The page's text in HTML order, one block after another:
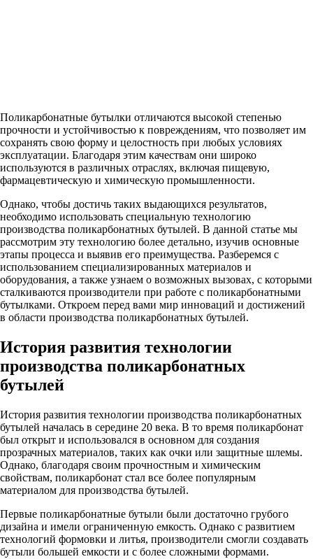
Поликарбонатные бутылки отличаются высокой степенью
прочности и устойчивостью к повреждениям, что позволяет им
сохранять свою форму и целостность при любых условиях
эксплуатации. Благодаря этим качествам они широко
используются в различных отраслях, включая пищевую,
фармацевтическую и химическую промышленности.
Однако, чтобы достичь таких выдающихся результатов,
необходимо использовать специальную технологию
производства поликарбонатных бутылей. В данной статье мы
рассмотрим эту технологию более детально, изучив основные
этапы процесса и выявив его преимущества. Разберемся с
использованием специализированных материалов и
оборудования, а также узнаем о возможных вызовах, с которыми
сталкиваются производители при работе с поликарбонатными
бутылками. Откроем перед вами мир инноваций и достижений
в области производства поликарбонатных бутылей.
История развития технологии
производства поликарбонатных
бутылей
История развития технологии производства поликарбонатных
бутылей началась в середине 20 века. В то время поликарбонат
был открыт и использовался в основном для создания
прозрачных материалов, таких как очки или защитные шлемы.
Однако, благодаря своим прочностным и химическим
свойствам, поликарбонат стал все более популярным
материалом для производства бутылей.
Первые поликарбонатные бутыли были достаточно грубого
дизайна и имели ограниченную емкость. Однако с развитием
технологий формовки и литья, производители смогли создавать
бутыли большей емкости и с более сложными формами.